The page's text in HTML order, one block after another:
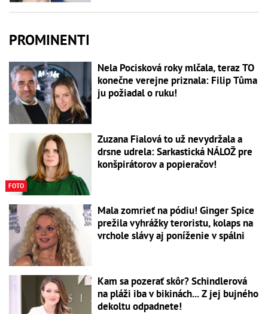
PROMINENTI
Nela Pocisková roky mlčala, teraz TO
konečne verejne priznala: Filip Tůma
ju požiadal o ruku!
FOTO
Zuzana Fialová to už nevydržala a
drsne udrela: Sarkastická NÁLOŽ pre
konšpirátorov a popieračov!
Mala zomrieť na pódiu! Ginger Spice
prežila vyhrážky teroristu, kolaps na
vrchole slávy aj poníženie v spálni
Kam sa pozerať skôr? Schindlerová
na pláži iba v bikinách... Z jej bujného
dekoltu odpadnete!